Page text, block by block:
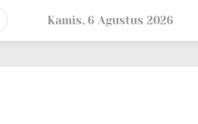
Kamis, 6 Agustus 2026